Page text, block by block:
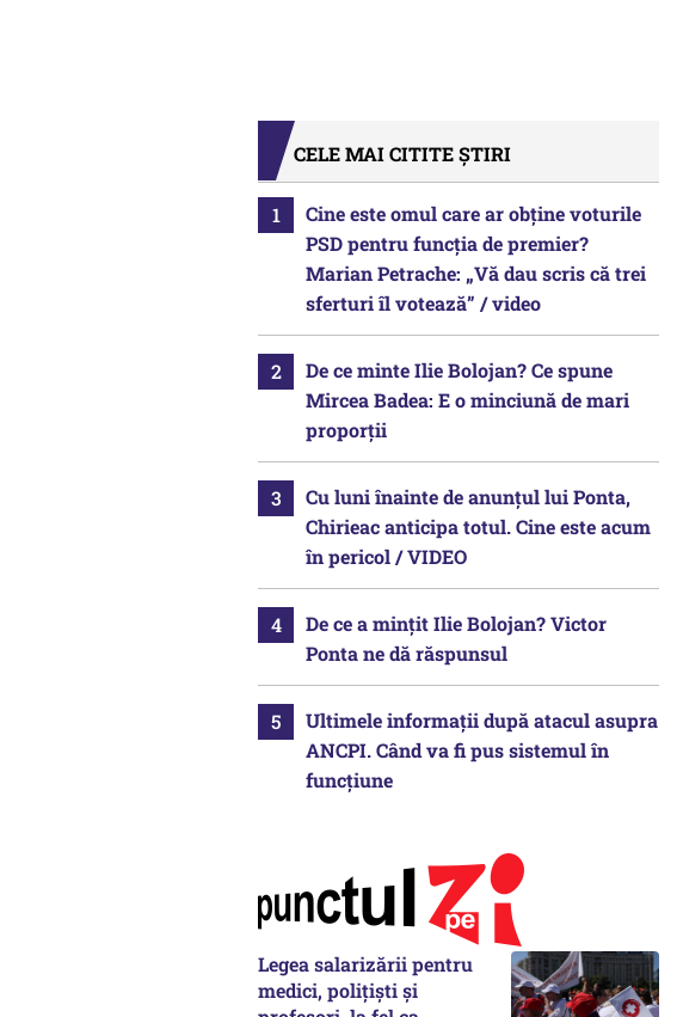
CELE MAI CITITE ȘTIRI
Cine este omul care ar obține voturile
PSD pentru funcția de premier?
Marian Petrache: „Vă dau scris că trei
sferturi îl votează” / video
De ce minte Ilie Bolojan? Ce spune
Mircea Badea: E o minciună de mari
proporții
Cu luni înainte de anunțul lui Ponta,
Chirieac anticipa totul. Cine este acum
în pericol / VIDEO
De ce a mințit Ilie Bolojan? Victor
Ponta ne dă răspunsul
Ultimele informații după atacul asupra
ANCPI. Când va fi pus sistemul în
funcțiune
Legea salarizării pentru
medici, polițiști și